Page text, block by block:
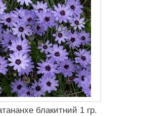
блакитний 1 гр.